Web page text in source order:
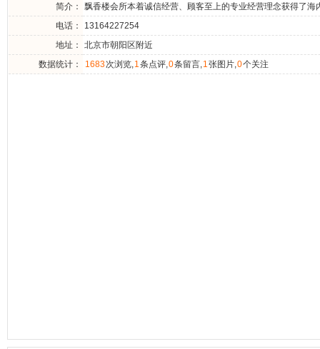
简介：
飘香楼会所本着诚信经营、顾客至上的专业经营理念获得了
电话：
13164227254
地址：
北京市朝阳区附近
数据统计：
1683次浏览,1条点评,0条留言,1张图片,0个关注